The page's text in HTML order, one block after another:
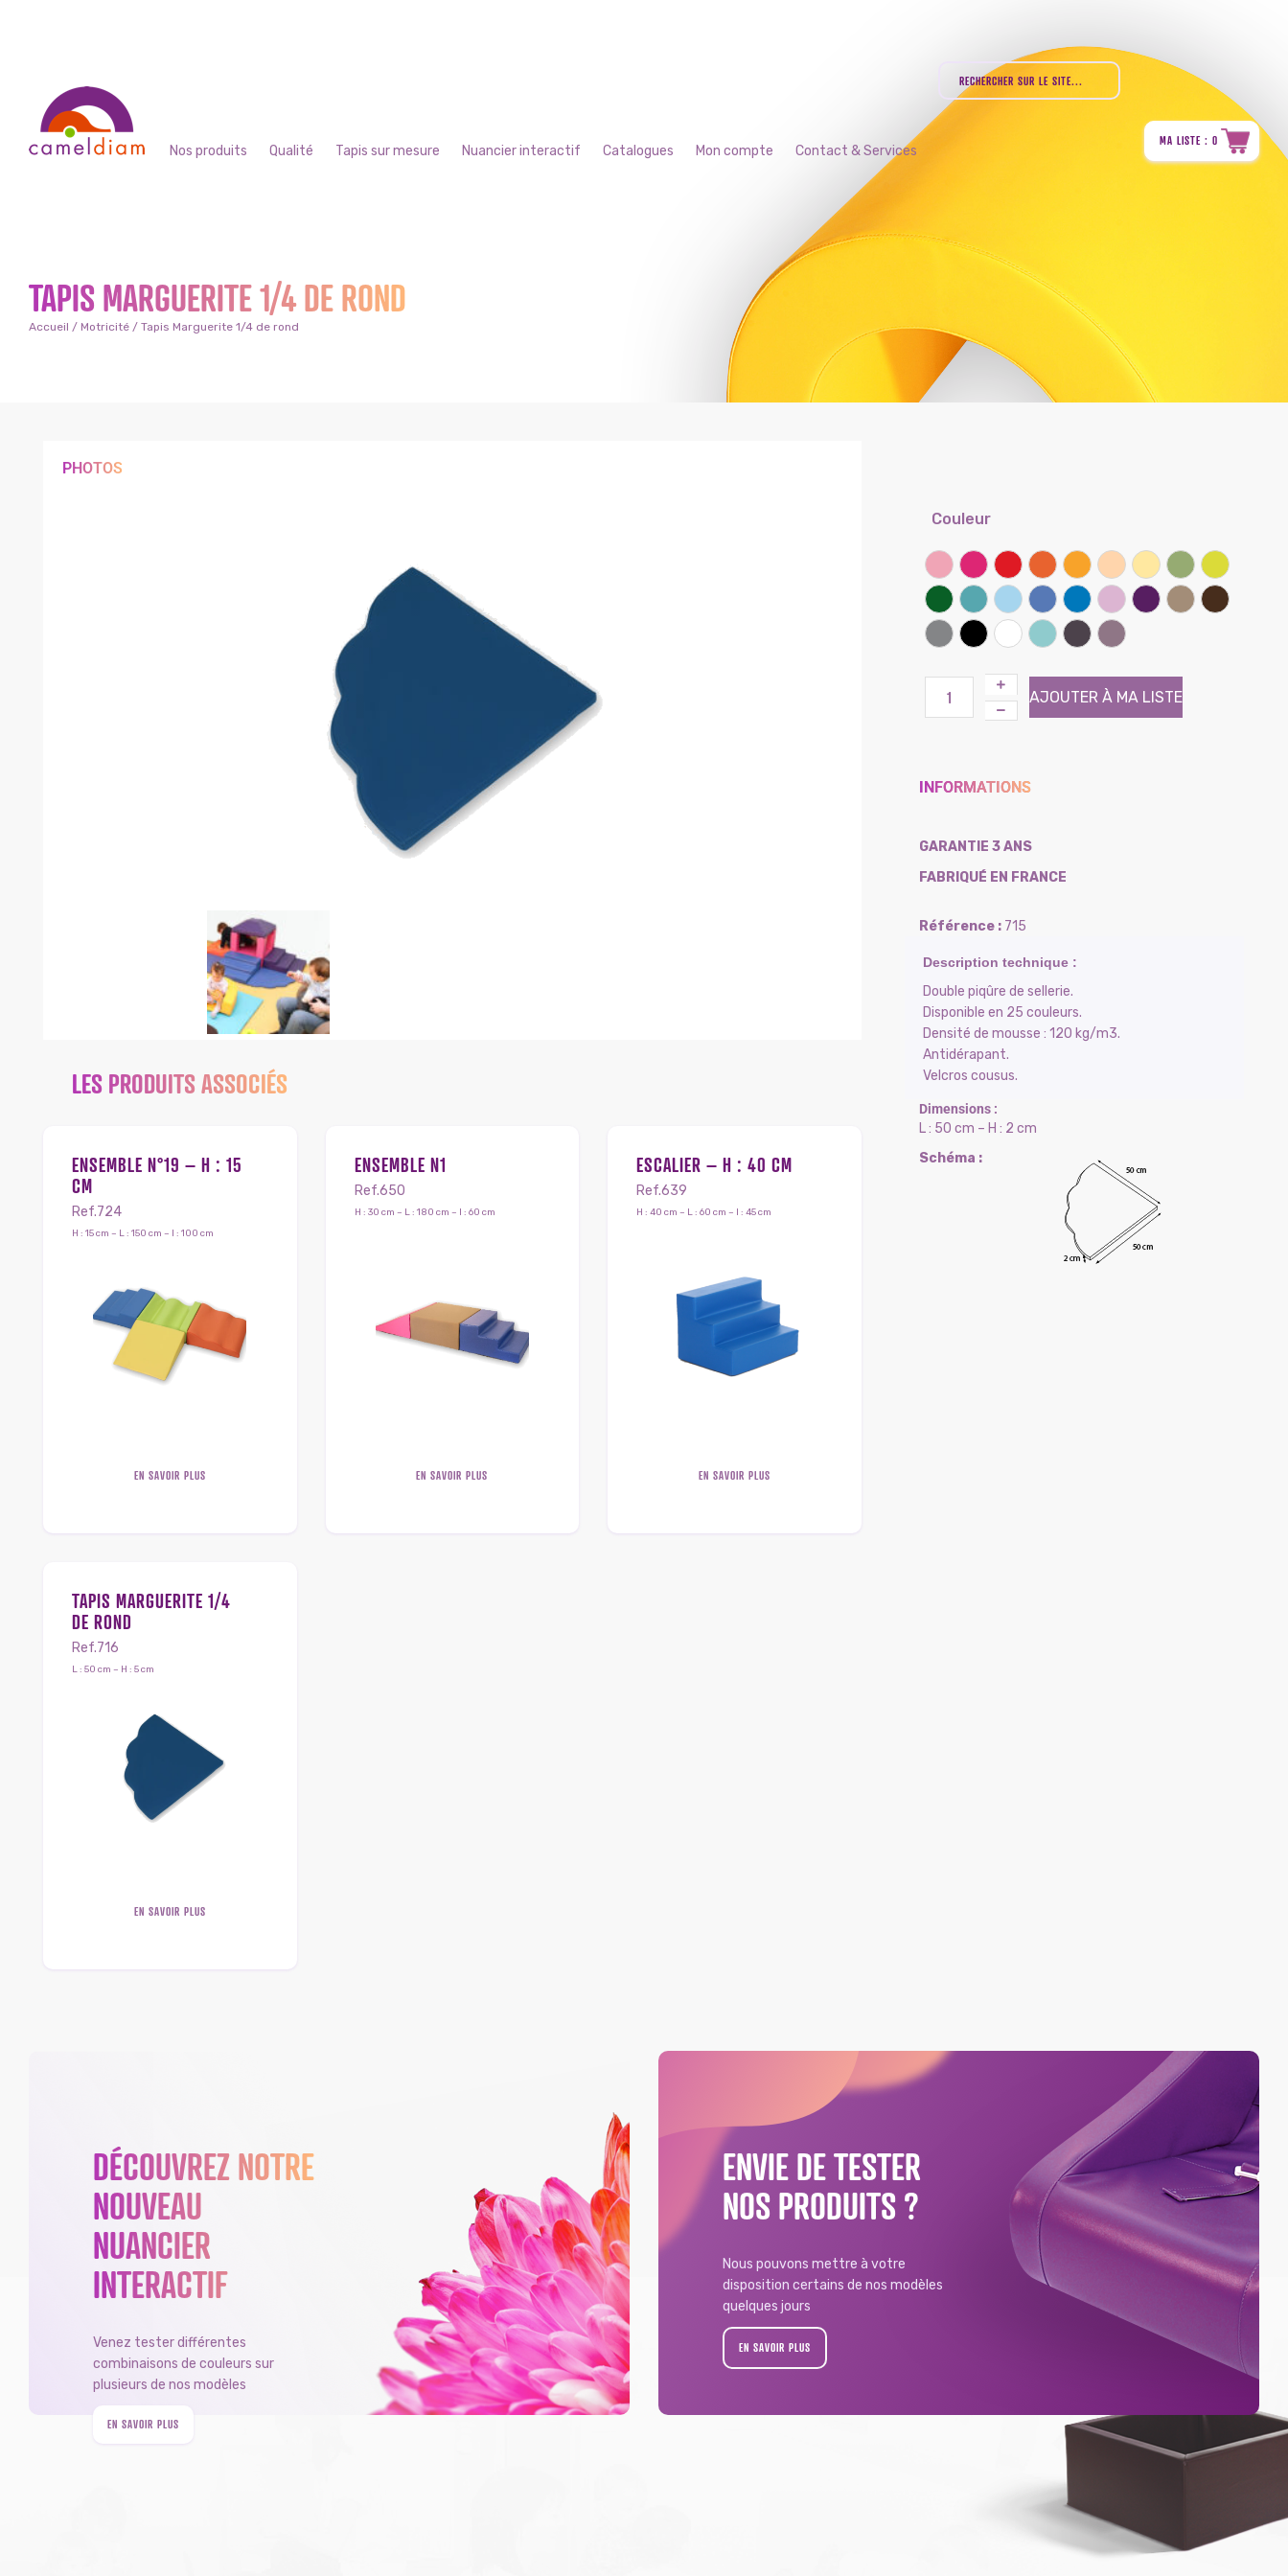
Nos produits Qualité Tapis sur mesure Nuancier interactif Catalogues Mon compte Contact & Services
MA LISTE : 0
TAPIS MARGUERITE 1/4 DE ROND
Accueil / Motricité / Tapis Marguerite 1/4 de rond
PHOTOS
LES PRODUITS ASSOCIÉS
ENSEMBLE N°19 – H : 15
CM
Ref.724
H : 15 cm – L : 150 cm – l : 100 cm
EN SAVOIR PLUS
ENSEMBLE N1
Ref.650
H : 30 cm – L : 180 cm – l : 60 cm
EN SAVOIR PLUS
ESCALIER – H : 40 CM
Ref.639
H : 40 cm – L : 60 cm – l : 45 cm
EN SAVOIR PLUS
TAPIS MARGUERITE 1/4
DE ROND
Ref.716
L : 50 cm – H : 5 cm
EN SAVOIR PLUS
Couleur
Rose FramboiseRouge coquelicot
Clémentine
Miel SableBananeLichenKiwi
Vert prairie
LagonCiel Lilas Bleu bleuet
Parme
Iris TaupeChocolat
Gris souris
Noir BlancAtoll (Effet tissé)
Brun (Effet tissé)
Violine (Effet tissé)
AJOUTER À MA LISTE
INFORMATIONS
GARANTIE 3 ANS
FABRIQUÉ EN FRANCE
715
Double piqûre de sellerie.
Disponible en 25 couleurs.
Densité de mousse : 120 kg/m3.
Antidérapant.
Velcros cousus.
L : 50 cm – H : 2 cm
DÉCOUVREZ NOTRE
NOUVEAU
NUANCIER
INTERACTIF
Venez tester différentes
combinaisons de couleurs sur
plusieurs de nos modèles
EN SAVOIR PLUS
ENVIE DE TESTER
NOS PRODUITS ?
Nous pouvons mettre à votre
disposition certains de nos modèles
quelques jours
EN SAVOIR PLUS